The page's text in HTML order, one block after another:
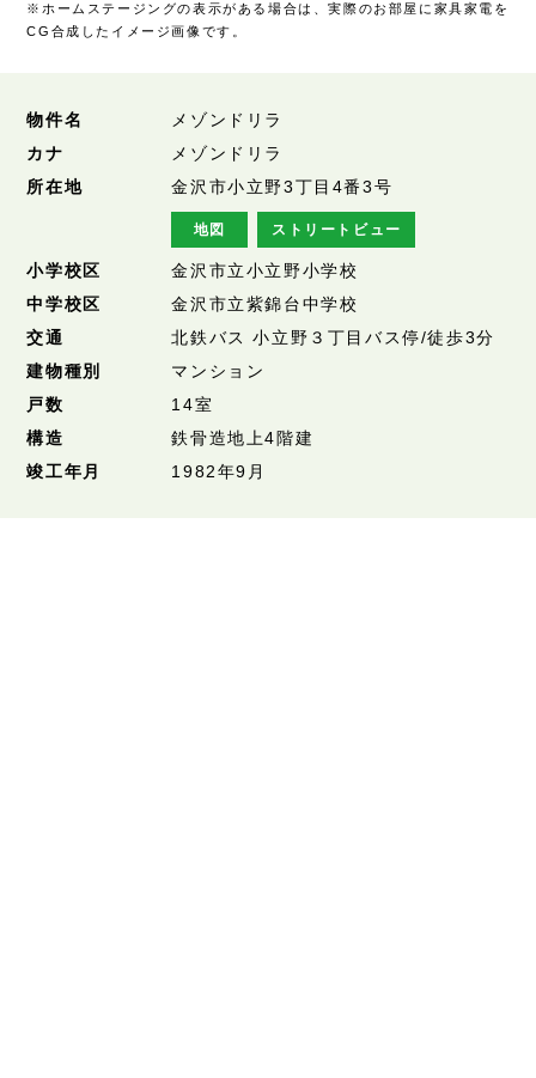
※ホームステージングの表示がある場合は、実際のお部屋に家具家電を
CG合成したイメージ画像です。
物件名
メゾンドリラ
カナ
メゾンドリラ
所在地
金沢市小立野3丁目4番3号
地図 ストリートビュー
小学校区
金沢市立小立野小学校
中学校区
金沢市立紫錦台中学校
交通
北鉄バス 小立野３丁目バス停/徒歩3分
建物種別
マンション
戸数
14室
構造
鉄骨造地上4階建
竣工年月
1982年9月